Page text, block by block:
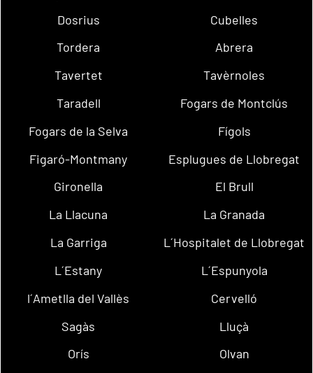
Dosrius
Cubelles
Tordera
Abrera
Tavertet
Tavèrnoles
Taradell
Fogars de Montclús
Fogars de la Selva
Fígols
Figaró-Montmany
Esplugues de Llobregat
Gironella
El Brull
La Llacuna
La Granada
La Garriga
L´Hospitalet de Llobregat
L´Estany
L´Espunyola
l´Ametlla del Vallès
Cervelló
Sagàs
Lluçà
Orís
Olvan